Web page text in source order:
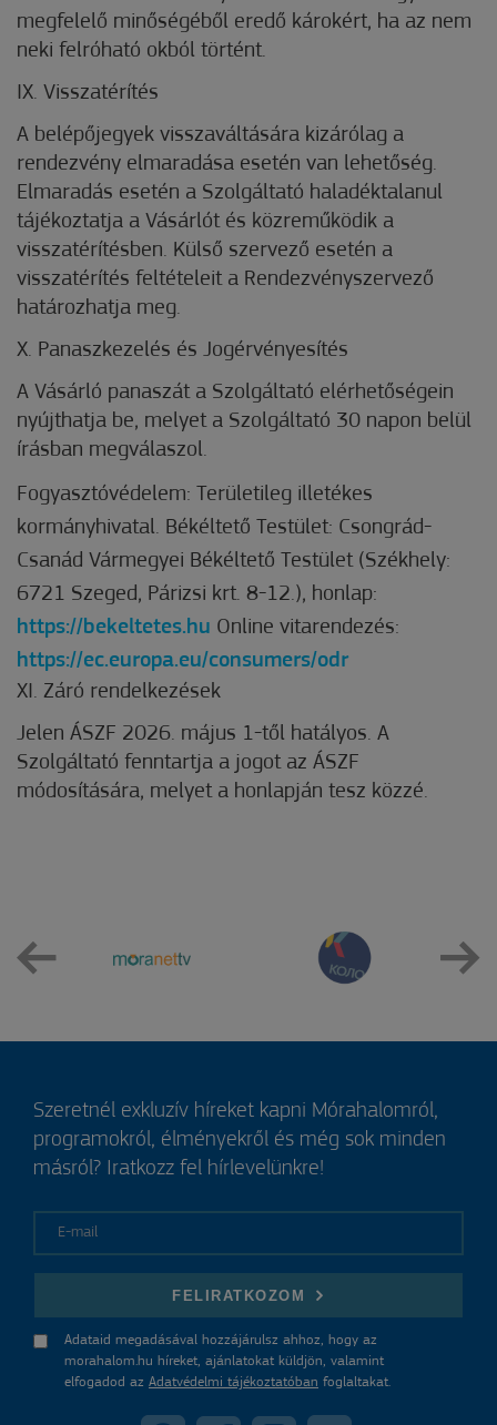
megfelelő minőségéből eredő károkért, ha az nem
neki felróható okból történt.
IX. Visszatérítés
A belépőjegyek visszaváltására kizárólag a
rendezvény elmaradása esetén van lehetőség.
Elmaradás esetén a Szolgáltató haladéktalanul
tájékoztatja a Vásárlót és közreműködik a
visszatérítésben. Külső szervező esetén a
visszatérítés feltételeit a Rendezvényszervező
határozhatja meg.
X. Panaszkezelés és Jogérvényesítés
A Vásárló panaszát a Szolgáltató elérhetőségein
nyújthatja be, melyet a Szolgáltató 30 napon belül
írásban megválaszol.
Fogyasztóvédelem: Területileg illetékes
kormányhivatal. Békéltető Testület: Csongrád-
Csanád Vármegyei Békéltető Testület (Székhely:
6721 Szeged, Párizsi krt. 8-12.), honlap:
https://bekeltetes.hu Online vitarendezés:
https://ec.europa.eu/consumers/odr
XI. Záró rendelkezések
Jelen ÁSZF 2026. május 1-től hatályos. A
Szolgáltató fenntartja a jogot az ÁSZF
módosítására, melyet a honlapján tesz közzé.
Szeretnél exkluzív híreket kapni Mórahalomról,
programokról, élményekről és még sok minden
másról? Iratkozz fel hírlevelünkre!
FELIRATKOZOM
Adataid megadásával hozzájárulsz ahhoz, hogy az
morahalom.hu híreket, ajánlatokat küldjön, valamint
elfogadod az Adatvédelmi tájékoztatóban foglaltakat.